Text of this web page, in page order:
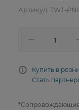
Артикул: TWT-
Купить в
Стать
*Сопровождающие